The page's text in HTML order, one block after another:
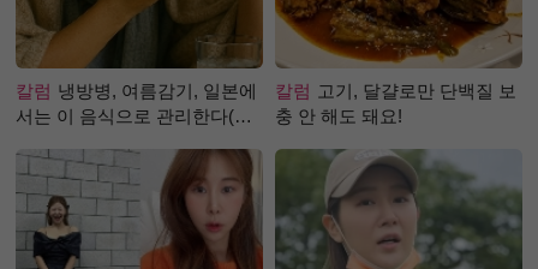
칼럼 냉방병, 여름감기, 일본에
서는 이 음식으로 관리한다(생
칼럼 고기, 달걀로만 단백질 보
충 안 해도 돼요!